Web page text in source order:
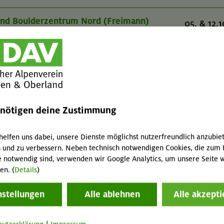
Boulderzentrum Nord (Freimann)
05. &
Boulderzentrum Nord (Freimann)
und Boulderzentrum Süd (Thalkirchen)
07. &
18+
um in diese aufregende Sportart einzusteigen
München & Oberland bieten wir
deine Zustimmung
uns dabei, unsere Dienste möglichst nutzerfreundlich
und zu verbessern. Neben technisch notwendigen Cookies, die zum
notwendig sind, verwenden wir Google Analytics, um unsere Seite
(Details)
Alle ablehnen Alle